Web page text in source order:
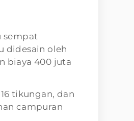
sempat
didesain oleh
biaya 400 juta
tikungan, dan
campuran